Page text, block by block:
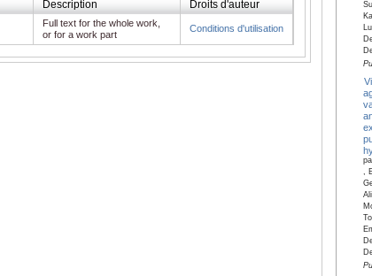
Description Droits d'auteur
Full text for the whole work,
or for a work part
Conditions d'utilisation
,